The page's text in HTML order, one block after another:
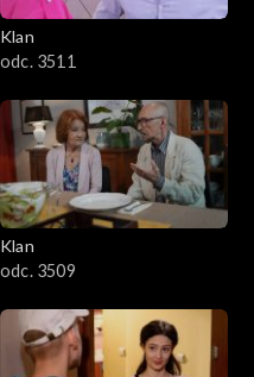
Klan
odc. 3511
Klan
odc. 3509